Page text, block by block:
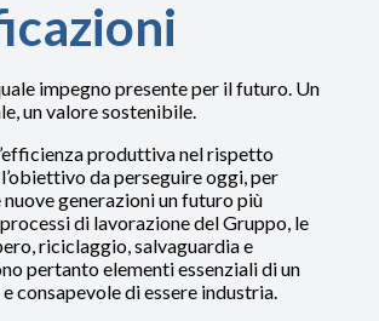
impegno presente per il futuro. Un
un valore sostenibile.
produttiva nel rispetto
da perseguire oggi, per
nuove generazioni un futuro più
di lavorazione del Gruppo, le
riciclaggio, salvaguardia e
pertanto elementi essenziali di un
consapevole di essere industria.